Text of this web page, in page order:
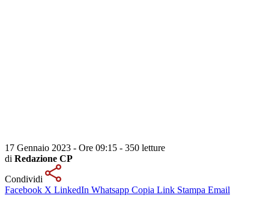
17 Gennaio 2023 - Ore 09:15 - 350 letture
di Redazione CP
Condividi
Facebook X LinkedIn Whatsapp Copia Link Stampa Email